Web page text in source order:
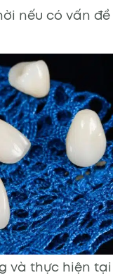
nếu có vấn đề
và thực hiện tại